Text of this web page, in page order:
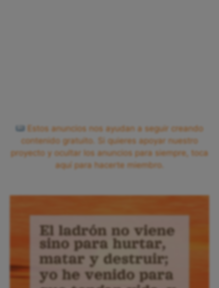
Estos anuncios nos ayudan a seguir creando
contenido gratuito. Si quieres apoyar nuestro
proyecto y ocultar los anuncios para siempre, toca
aquí para hacerte miembro.